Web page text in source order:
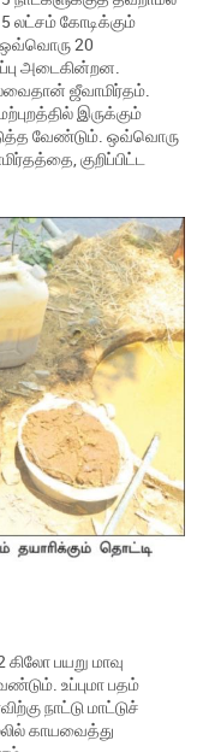
லட்சம் கோடிக்கும்
20
அடைகின்றன.
ஜீவாமிர்தம்.
இருக்கும்
வேண்டும். ஒவ்வொரு
குறிப்பிட்ட
பயறு மாவு
உப்புமா பதம்
நாட்டு மாட்டுச்
காயவைத்து